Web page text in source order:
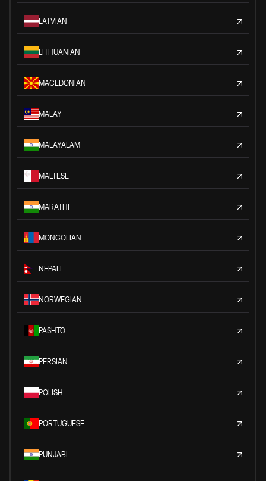
LATVIAN
LITHUANIAN
MACEDONIAN
MALAY
MALAYALAM
MALTESE
MARATHI
MONGOLIAN
NEPALI
NORWEGIAN
PASHTO
PERSIAN
POLISH
PORTUGUESE
PUNJABI